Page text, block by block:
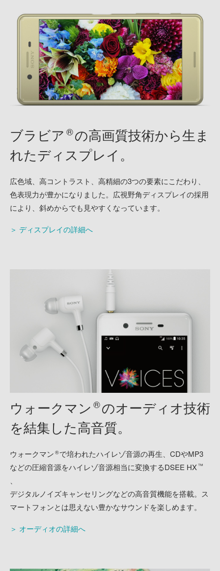
ブラビア ®の高画質技術から生ま
れたディスプレイ。
広色域、高コントラスト、高精細の3つの要素にこだわり、
色表現力が豊かになりました。広視野角ディスプレイの採用
により、斜めからでも見やすくなっています。
＞ ディスプレイの詳細へ
ウォークマン ®のオーディオ技術
を結集した高音質。
ウォークマン ®で培われたハイレゾ音源の再生、CDやMP3
などの圧縮音源をハイレゾ音源相当に変換するDSEE HX™
デジタルノイズキャンセリングなどの高音質機能を搭載。ス
マートフォンとは思えない豊かなサウンドを楽しめます。
＞ オーディオの詳細へ